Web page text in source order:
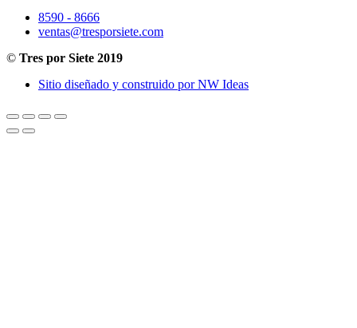
8590 - 8666
ventas@tresporsiete.com
© Tres por Siete 2019
Sitio diseñado y construido por NW Ideas